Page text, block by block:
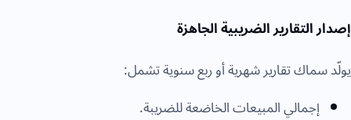
إصدار التقارير الضريبية الجاهزة
يولّد سماك تقارير شهرية أو ربع سنوية تشمل:
إجمالي المبيعات الخاضعة للضريبة.